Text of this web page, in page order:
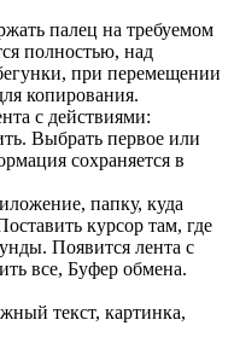
палец на требуемом
полностью, над
при перемещении
копирования.
с действиями:
Выбрать первое или
сохраняется в
папку, куда
курсор там, где
Появится лента с
все, Буфер обмена.
текст, картинка,